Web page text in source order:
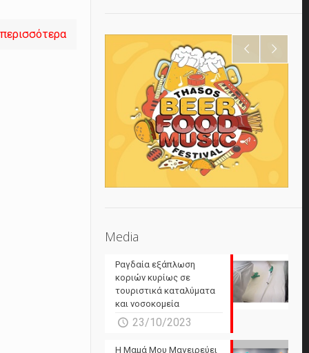
Media
Ραγδαία εξάπλωση
κοριών κυρίως σε
τουριστικά καταλύματα
και νοσοκομεία
23/10/2023
Η Μαμά Μου Μαγειρεύει